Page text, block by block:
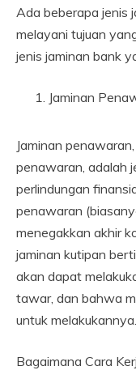
Ada beberapa jenis
melayani tujuan
jenis jaminan bank
Jaminan
Jaminan
penawaran, adalah
perlindungan
penawaran
menegakkan akhir
jaminan kutipan
akan dapat
tawar, dan bahwa
untuk melakukannya.
Bagaimana Cara